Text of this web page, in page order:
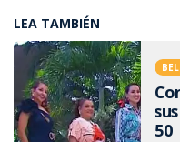
LEA TAMBIÉN
50